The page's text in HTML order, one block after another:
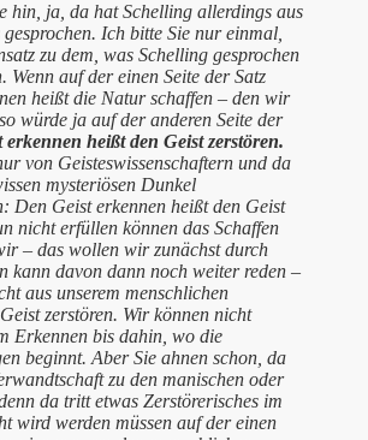
hin, ja, da hat Schelling allerdings aus
Ich bitte Sie nur einmal,
zu dem, was Schelling gesprochen
Wenn auf der einen Seite der Satz
heißt die Natur schaffen – den wir
würde ja auf der anderen Seite der
erkennen heißt den Geist zerstören.
von Geisteswissenschaftern und da
mysteriösen Dunkel
Den Geist erkennen heißt den Geist
nicht erfüllen können das Schaffen
– das wollen wir zunächst durch
kann davon dann noch weiter reden –
aus unserem menschlichen
zerstören. Wir können nicht
Erkennen bis dahin, wo die
beginnt. Aber Sie ahnen schon, da
zu den manischen oder
da tritt etwas Zerstörerisches im
wird werden müssen auf der einen